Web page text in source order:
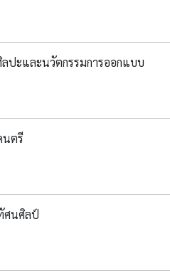
ปะและนวัตกรรมการออกแบบ
นตรี
ศนศิลป์